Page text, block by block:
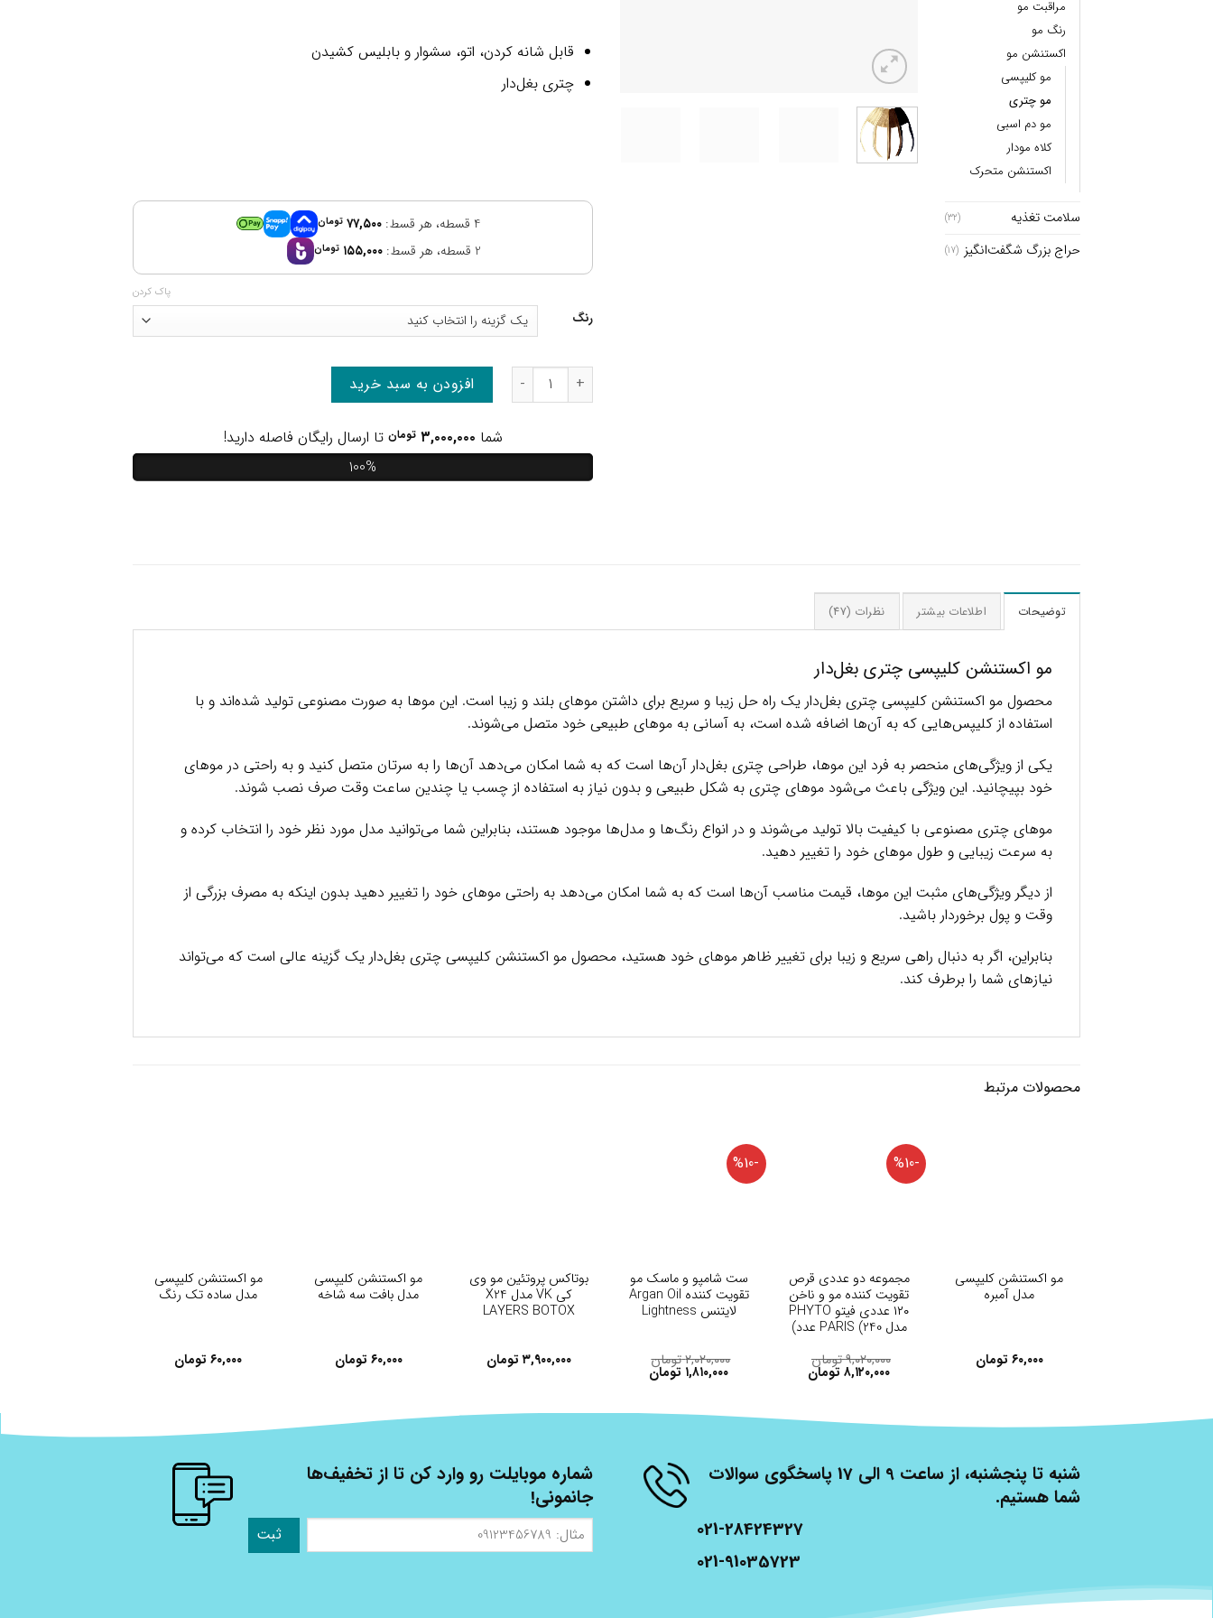
مراقبت مو
رنگ مو
اکستنشن مو
مو کلیپسی
مو چتری
مو دم اسبی
کلاه مودار
اکستنشن متحرک
سلامت تغذیه (32)
حراج بزرگ شگفت‌انگیز (17)
قابل شانه کردن، اتو، سشوار و بابلیس کشیدن
چتری بغل‌دار
4 قسطه، هر قسط: ۷۷,۵۰۰ تومان
2 قسطه، هر قسط: ۱۵۵,۰۰۰ تومان
رنگ
پاک کردن
مو اکستنشن کلیپسی چتری بغل‌دار عدد افزودن به سبد خرید
شما ۳,۰۰۰,۰۰۰ تومان تا ارسال رایگان فاصله دارید!
100%
توضیحات اطلاعات بیشتر نظرات (47)
مو اکستنشن کلیپسی چتری بغل‌دار
محصول مو اکستنشن کلیپسی چتری بغل‌دار یک راه حل زیبا و سریع برای داشتن موهای بلند و زیبا است. این موها به صورت مصنوعی تولید شده‌اند و با
استفاده از کلیپس‌هایی که به آن‌ها اضافه شده است، به آسانی به موهای طبیعی خود متصل می‌شوند.
یکی از ویژگی‌های منحصر به فرد این موها، طراحی چتری بغل‌دار آن‌ها است که به شما امکان می‌دهد آن‌ها را به سرتان متصل کنید و به راحتی در موهای
خود بپیچانید. این ویژگی باعث می‌شود موهای چتری به شکل طبیعی و بدون نیاز به استفاده از چسب یا چندین ساعت وقت صرف نصب شوند.
موهای چتری مصنوعی با کیفیت بالا تولید می‌شوند و در انواع رنگ‌ها و مدل‌ها موجود هستند، بنابراین شما می‌توانید مدل مورد نظر خود را انتخاب کرده و
به سرعت زیبایی و طول موهای خود را تغییر دهید.
از دیگر ویژگی‌های مثبت این موها، قیمت مناسب آن‌ها است که به شما امکان می‌دهد به راحتی موهای خود را تغییر دهید بدون اینکه به مصرف بزرگی از
وقت و پول برخوردار باشید.
بنابراین، اگر به دنبال راهی سریع و زیبا برای تغییر ظاهر موهای خود هستید، محصول مو اکستنشن کلیپسی چتری بغل‌دار یک گزینه عالی است که می‌تواند
نیازهای شما را برطرف کند.
محصولات مرتبط
مو اکستنشن کلیپسی
مدل آمبره
۶۰,۰۰۰ تومان
-%10
مجموعه دو عددی قرص
تقویت کننده مو و ناخن
۱۲۰ عددی فیتو PHYTO
مدل PARIS (240 عدد)
۹,۰۲۰,۰۰۰تومان
۸,۱۲۰,۰۰۰ تومان
-%10
ست شامپو و ماسک مو
تقویت کننده Argan Oil
لایتنس Lightness
۲,۰۲۰,۰۰۰تومان
۱,۸۱۰,۰۰۰ تومان
بوتاکس پروتئین مو وی
کی VK مدل X24
LAYERS BOTOX
۳,۹۰۰,۰۰۰ تومان
مو اکستنشن کلیپسی
مدل بافت سه شاخه
۶۰,۰۰۰ تومان
مو اکستنشن کلیپسی
مدل ساده تک رنگ
۶۰,۰۰۰ تومان
شنبه تا پنجشنبه، از ساعت 9 الی 17 پاسخگوی سوالات
شما هستیم.
021-28424327
021-91035723
شماره موبایلت رو وارد کن تا از تخفیف‌ها
جانمونی!
مثال:
09123456789